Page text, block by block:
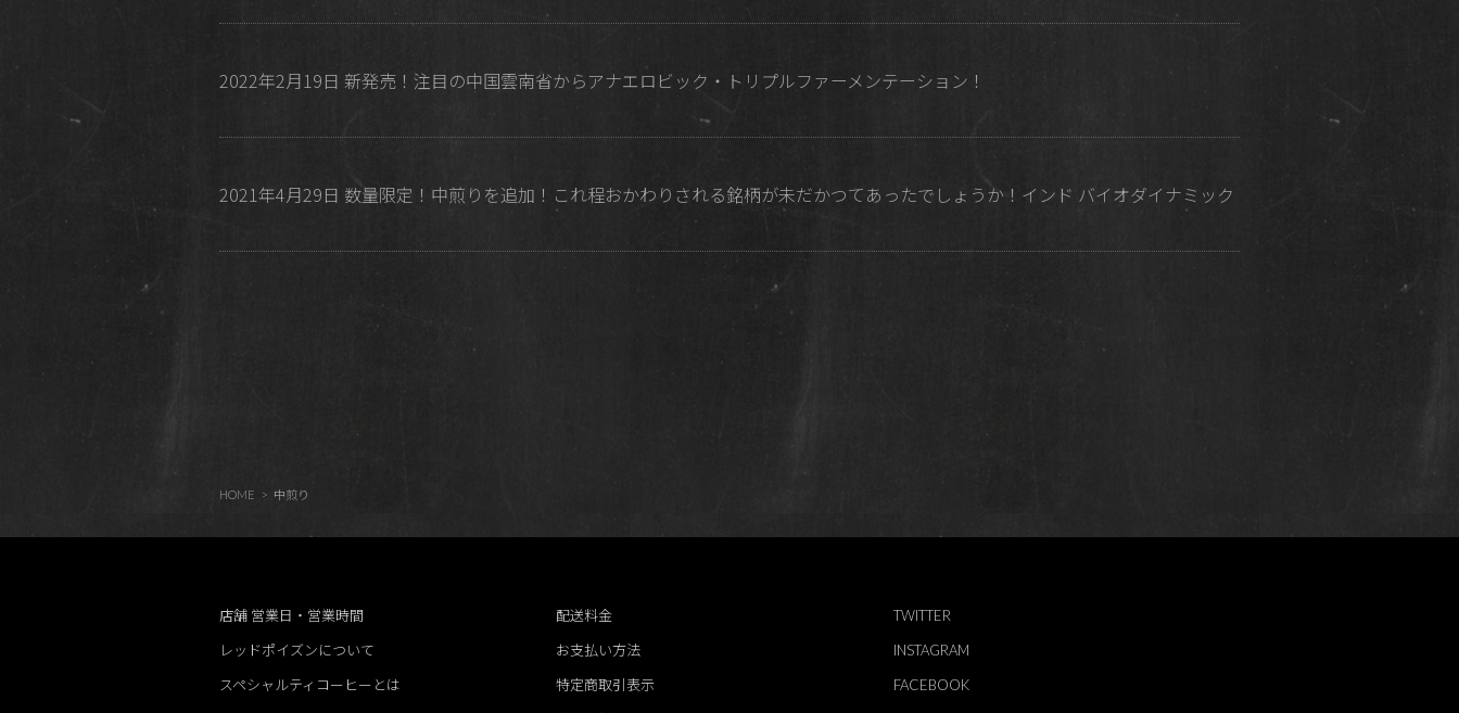
2022年2月19日 新発売！注目の中国雲南省からアナエロビック・トリプルファーメンテーション！
2021年4月29日 数量限定！中煎りを追加！これ程おかわりされる銘柄が未だかつてあったでしょうか！インド バイオダイナミック
HOME 中煎り
店舗 営業日・営業時間
レッドポイズンについて
スペシャルティコーヒーとは
配送料金
お支払い方法
特定商取引表示
TWITTER
INSTAGRAM
FACEBOOK